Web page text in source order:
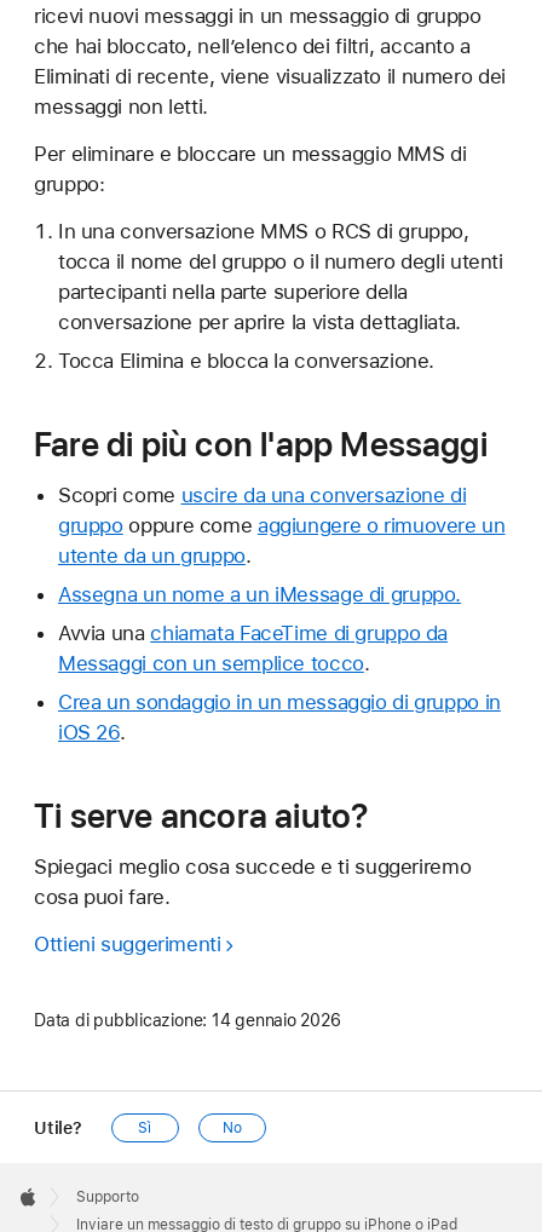
ricevi nuovi messaggi in un messaggio di gruppo
che hai bloccato, nell’elenco dei filtri, accanto a
Eliminati di recente, viene visualizzato il numero dei
messaggi non letti.
Per eliminare e bloccare un messaggio MMS di
gruppo:
In una conversazione MMS o RCS di gruppo,
tocca il nome del gruppo o il numero degli utenti
partecipanti nella parte superiore della
conversazione per aprire la vista dettagliata.
Tocca Elimina e blocca la conversazione.
Fare di più con l'app Messaggi
Scopri come uscire da una conversazione di
gruppooppure come aggiungere o rimuovere un
utente da un gruppo.
Assegna un nome a un iMessage di gruppo.
Avvia unachiamata FaceTime di gruppo da
Messaggi con un semplice tocco.
Crea un sondaggio in un messaggio di gruppo in
iOS 26.
Ti serve ancora aiuto?
Spiegaci meglio cosa succede e ti suggeriremo
cosa puoi fare.
Ottieni suggerimenti
Data di pubblicazione: 14 gennaio 2026
Utile? Sì No
Footer

Apple
Supporto
Inviare un messaggio di testo di gruppo su iPhone o iPad